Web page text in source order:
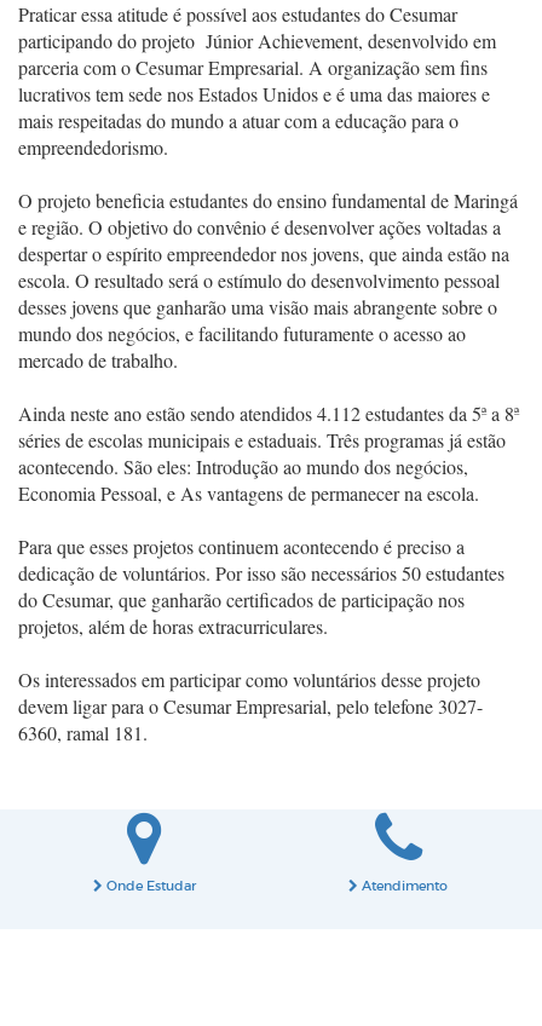
Praticar essa atitude é possível aos estudantes do Cesumar
participando do projeto Júnior Achievement, desenvolvido em
parceria com o Cesumar Empresarial. A organização sem fins
lucrativos tem sede nos Estados Unidos e é uma das maiores e
mais respeitadas do mundo a atuar com a educação para o
empreendedorismo.
O projeto beneficia estudantes do ensino fundamental de Maringá
e região. O objetivo do convênio é desenvolver ações voltadas a
despertar o espírito empreendedor nos jovens, que ainda estão na
escola. O resultado será o estímulo do desenvolvimento pessoal
desses jovens que ganharão uma visão mais abrangente sobre o
mundo dos negócios, e facilitando futuramente o acesso ao
mercado de trabalho.
Ainda neste ano estão sendo atendidos 4.112 estudantes da 5ª a 8ª
séries de escolas municipais e estaduais. Três programas já estão
acontecendo. São eles: Introdução ao mundo dos negócios,
Economia Pessoal, e As vantagens de permanecer na escola.
Para que esses projetos continuem acontecendo é preciso a
dedicação de voluntários. Por isso são necessários 50 estudantes
do Cesumar, que ganharão certificados de participação nos
projetos, além de horas extracurriculares.
Os interessados em participar como voluntários desse projeto
devem ligar para o Cesumar Empresarial, pelo telefone 3027-
6360, ramal 181.
Onde Estudar Atendimento